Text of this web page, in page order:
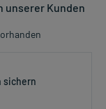
unserer Kunden
sichern